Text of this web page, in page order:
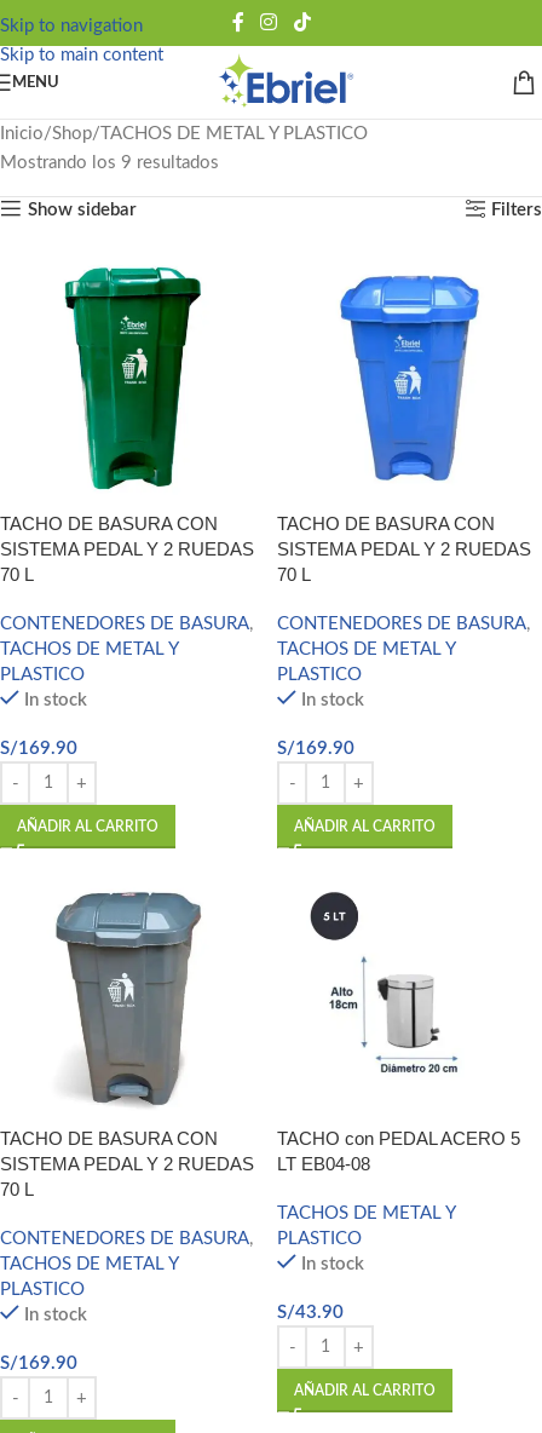
Skip to navigation
Skip to main content
MENU
Inicio Shop
TACHOS DE METAL Y PLASTICO
Mostrando los 9 resultados
Show sidebar Filters
TACHO DE BASURA CON
SISTEMA PEDAL Y 2 RUEDAS
70 L
CONTENEDORES DE BASURA,
TACHOS DE METAL Y
PLASTICO
In stock
S/169.90
AÑADIR AL CARRITO
TACHO DE BASURA CON
SISTEMA PEDAL Y 2 RUEDAS
70 L
CONTENEDORES DE BASURA,
TACHOS DE METAL Y
PLASTICO
In stock
S/169.90
AÑADIR AL CARRITO
TACHO DE BASURA CON
SISTEMA PEDAL Y 2 RUEDAS
70 L
CONTENEDORES DE BASURA,
TACHOS DE METAL Y
PLASTICO
In stock
S/169.90
TACHO con PEDAL ACERO 5
LT EB04-08
TACHOS DE METAL Y
PLASTICO
In stock
S/43.90
AÑADIR AL CARRITO